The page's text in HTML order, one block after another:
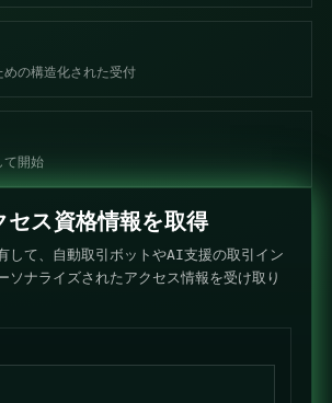
の構造化された受付
て開始
セス資格情報を取得
して、自動取引ボットやAI支援の取引イン
ソナライズされたアクセス情報を受け取り